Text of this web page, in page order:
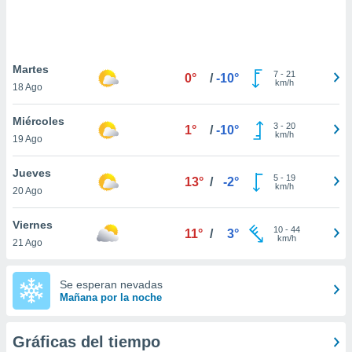
únicos
similares
como
IP
de
traten tus
en
a lo que
Para
Martes
18 Ago
0° / -10° 7- 21
km/h
Miércoles
19 Ago
1° / -10° 3- 20
km/h
Jueves
20 Ago
13° / -2° 5- 19
km/h
Viernes
21 Ago
11° / 3° 10- 44
km/h
Se esperan nevadas
Mañana por la noche
Gráficas del tiempo